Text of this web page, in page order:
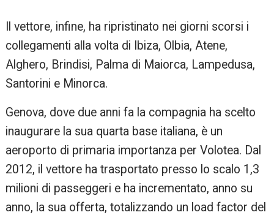
Il vettore, infine, ha ripristinato nei giorni scorsi i
collegamenti alla volta di Ibiza, Olbia, Atene,
Alghero, Brindisi, Palma di Maiorca, Lampedusa,
Santorini e Minorca.
Genova, dove due anni fa la compagnia ha scelto
inaugurare la sua quarta base italiana, è un
aeroporto di primaria importanza per Volotea. Dal
2012, il vettore ha trasportato presso lo scalo 1,3
milioni di passeggeri e ha incrementato, anno su
anno, la sua offerta, totalizzando un load factor del